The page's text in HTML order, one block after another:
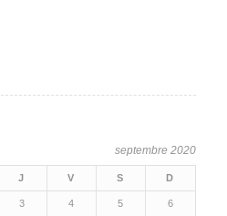
septembre 2020
J V S D
3 4 5 6